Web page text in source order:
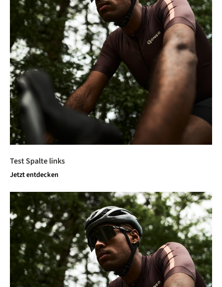
Test Spalte links
Jetzt entdecken